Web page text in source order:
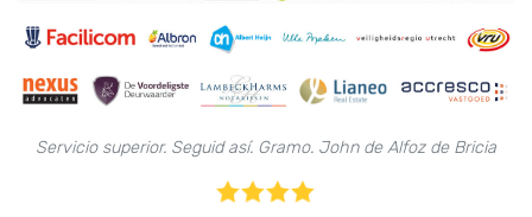
Servicio superior. Seguid así. Gramo. John de Alfoz de Bricia